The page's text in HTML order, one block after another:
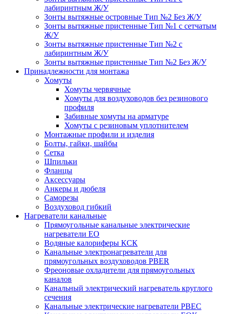
лабиринтным Ж/У
Зонты вытяжные островные Тип №2 Без Ж/У
Зонты вытяжные пристенные Тип №1 с сетчатым
Ж/У
Зонты вытяжные пристенные Тип №2 с
лабиринтным Ж/У
Зонты вытяжные пристенные Тип №2 Без Ж/У
Принадлежности для монтажа
Хомуты
Хомуты червячные
Хомуты для воздуховодов без резинового
профиля
Забивные хомуты на арматуре
Хомуты с резиновым уплотнителем
Монтажные профили и изделия
Болты, гайки, шайбы
Сетка
Шпильки
Фланцы
Аксессуары
Анкеры и дюбеля
Саморезы
Воздуховод гибкий
Нагреватели канальные
Прямоугольные канальные электрические
нагреватели EO
Водяные калориферы КСК
Канальные электронагреватели для
прямоугольных воздуховодов PBER
Фреоновые охладители для прямоугольных
каналов
Канальный электрический нагреватель круглого
сечения
Канальные электрические нагреватели PBEC